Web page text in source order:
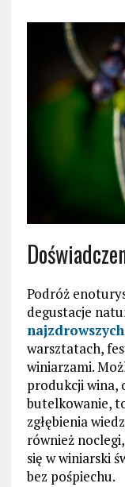
Podróż
degustacje
warsztatach,
winiarzami.
produkcji wina,
butelkowanie,
zgłębienia
również
się w winiarski
bez pośpiechu.